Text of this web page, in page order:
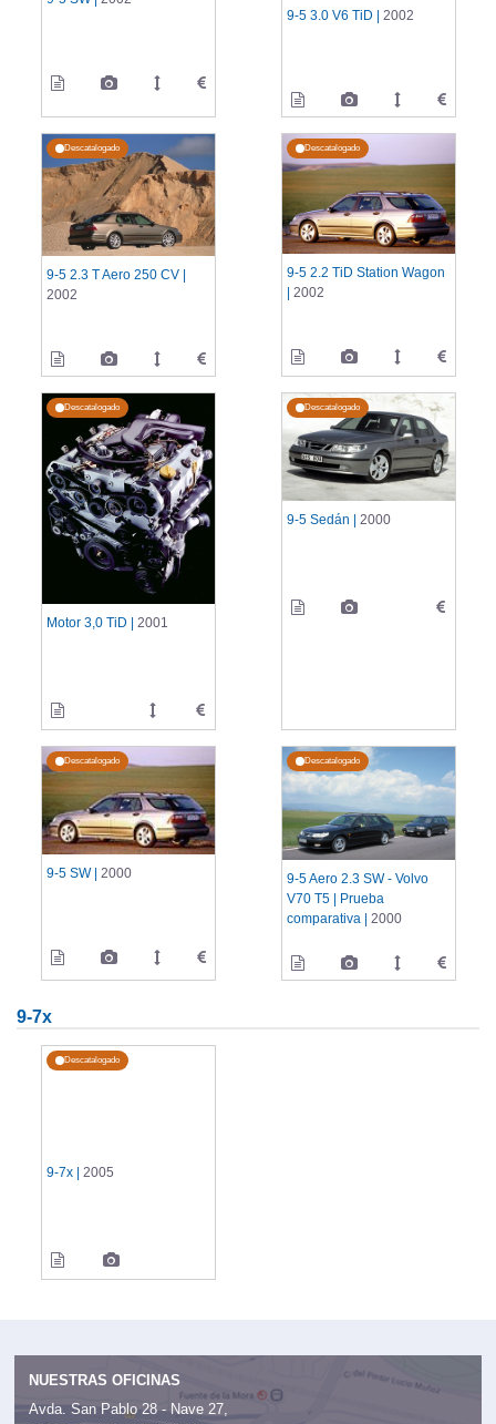
9-5 3.0 V6 TiD | 2002
Descatalogado
9-5 2.3 T Aero 250 CV |
2002
Descatalogado
9-5 2.2 TiD Station Wagon
| 2002
Descatalogado
Motor 3,0 TiD | 2001
Descatalogado
9-5 Sedán | 2000
Descatalogado
9-5 SW | 2000
Descatalogado
9-5 Aero 2.3 SW - Volvo
V70 T5 | Prueba
comparativa | 2000
9-7x
Descatalogado
9-7x | 2005
NUESTRAS OFICINAS
Avda. San Pablo 28 - Nave 27,